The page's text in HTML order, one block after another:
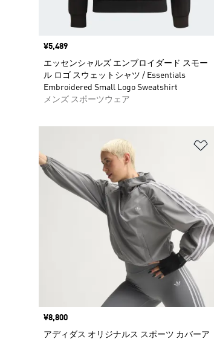
価格
¥5,489
エッセンシャルズ エンブロイダード スモー
ル ロゴ スウェットシャツ / Essentials
Embroidered Small Logo Sweatshirt
メンズ スポーツウェア
価格
¥8,800
アディダス オリジナルス スポーツ カバーア